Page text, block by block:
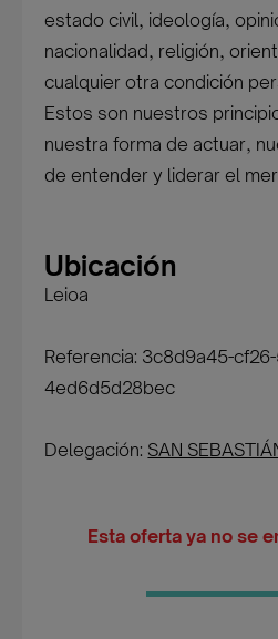
estado civil, ideología,
nacionalidad, religión,
cualquier otra condición
Estos son nuestros
nuestra forma de actuar,
de entender y liderar el
Ubicación
Leioa
Referencia: 3c8d9a45-
4ed6d5d28bec
Delegación: SAN
Esta oferta ya no se